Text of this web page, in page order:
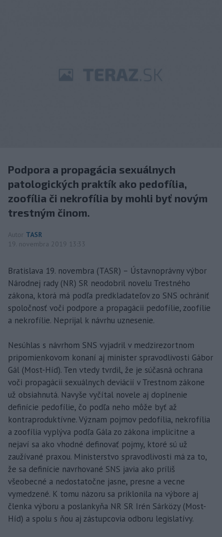
Podpora a propagácia sexuálnych
patologických praktík ako pedofília,
zoofília či nekrofília by mohli byť novým
trestným činom.
Autor TASR
19. novembra 2019 13:33
Bratislava 19. novembra (TASR) – Ústavnoprávny výbor
Národnej rady (NR) SR neodobril novelu Trestného
zákona, ktorá má podľa predkladateľov zo SNS ochrániť
spoločnosť voči podpore a propagácii pedofílie, zoofílie
a nekrofílie. Neprijal k návrhu uznesenie.
Nesúhlas s návrhom SNS vyjadril v medzirezortnom
pripomienkovom konaní aj minister spravodlivosti Gábor
Gál (Most-Híd). Ten vtedy tvrdil, že je súčasná ochrana
voči propagácii sexuálnych deviácií v Trestnom zákone
už obsiahnutá. Navyše vyčítal novele aj doplnenie
definície pedofílie, čo podľa neho môže byť až
kontraproduktívne. Význam pojmov pedofília, nekrofília
a zoofília vyplýva podľa Gála zo zákona implicitne a
nejaví sa ako vhodné definovať pojmy, ktoré sú už
zaužívané praxou. Ministerstvo spravodlivosti má za to,
že sa definície navrhované SNS javia ako príliš
všeobecné a nedostatočne jasne, presne a vecne
vymedzené. K tomu názoru sa priklonila na výbore aj
členka výboru a poslankyňa NR SR Irén Sárközy (Most-
Híd) a spolu s ňou aj zástupcovia odboru legislatívy.